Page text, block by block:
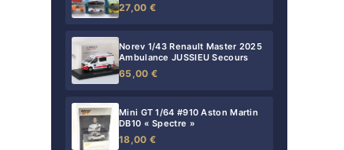
27,00 €
Norev 1/43 Renault Master 2025
Ambulance JUSSIEU Secours
65,00 €
Mini GT 1/64 #910 Aston Martin
DB10 « Spectre »
18,00 €